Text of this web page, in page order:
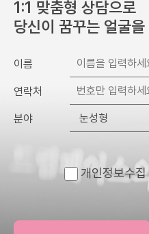
1:1 맞춤형 상담으로
당신이 꿈꾸는 얼굴
이름
연락처
분야
개인정보수